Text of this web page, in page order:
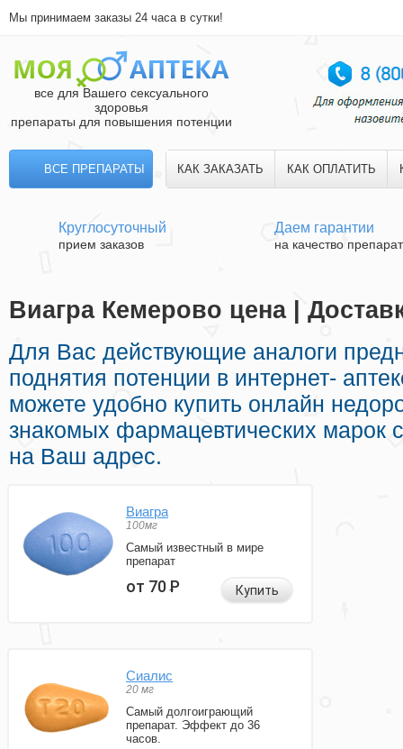
Мы принимаем заказы 24 часа в сутки!
все для Вашего сексуального
здоровья
препараты для повышения потенции
ВСЕ ПРЕПАРАТЫ КАК ЗАКАЗАТЬ КАК ОПЛАТИТЬ
Круглосуточный
прием заказов
Даем гарантии
на качество
Виагра Кемерово цена |
Для Вас действующие аналоги
поднятия потенции в интернет-
можете удобно купить онлайн
знакомых фармацевтических марок
на Ваш адрес.
Виагра
100мг
Самый известный в мире
препарат
от 70Р Купить
Сиалис
20 мг
Самый долгоиграющий
препарат. Эффект до 36
часов.